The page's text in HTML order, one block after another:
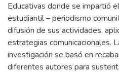
Educativas donde se impartió
estudiantil – periodismo
difusión de sus actividades,
estrategias comunicacionales.
investigación se basó en
diferentes autores para